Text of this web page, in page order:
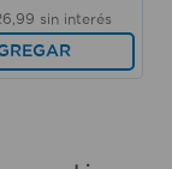
99 sin interés